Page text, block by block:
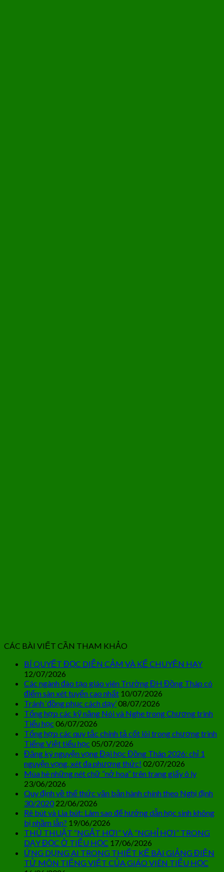
CÁC BÀI VIẾT CẦN THAM KHẢO
BÍ QUYẾT ĐỌC DIỄN CẢM VÀ KỂ CHUYỆN HAY
12/07/2026
Các ngành đào tạo giáo viên Trường ĐH Đồng Tháp có
điểm sàn xét tuyển cao nhất 10/07/2026
Tránh ‘đồng phục cách dạy’08/07/2026
Tổng hợp các kỹ năng Nói và Nghe trong Chương trình
Tiểu học 06/07/2026
Tổng hợp các quy tắc chính tả cốt lõi trong chương trình
Tiếng Việt tiểu học 05/07/2026
Đăng ký nguyện vọng Đại học Đồng Tháp 2026: chỉ 1
nguyện vọng, xét đa phương thức! 02/07/2026
Mùa hè những nét chữ “nở hoa” trên trang giấy ô ly
23/06/2026
Quy định về thể thức văn bản hành chính theo Nghị định
30/2020 22/06/2026
Rê bút và Lia bút: Làm sao để hướng dẫn học sinh không
bị nhầm lẫn? 19/06/2026
THỦ THUẬT “NGẮT HƠI” VÀ “NGHỈ HƠI” TRONG
DẠY ĐỌC Ở TIỂU HỌC 17/06/2026
ỨNG DỤNG AI TRONG THIẾT KẾ BÀI GIẢNG ĐIỆN
TỬ MÔN TIẾNG VIỆT CỦA GIÁO VIÊN TIỂU HỌC